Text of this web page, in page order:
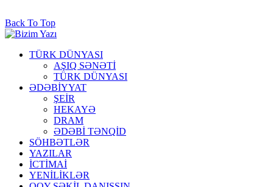
Back To Top
TÜRK DÜNYASI
AŞIQ SƏNƏTİ
TÜRK DÜNYASI
ƏDƏBİYYAT
ŞEİR
HEKAYƏ
DRAM
ƏDƏBİ TƏNQİD
SÖHBƏTLƏR
YAZILAR
İCTİMAİ
YENİLİKLƏR